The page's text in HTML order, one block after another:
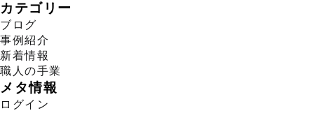
カテゴリー
ブログ
事例紹介
新着情報
職人の手業
メタ情報
ログイン